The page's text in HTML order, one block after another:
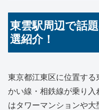
東雲駅周辺で話
選紹介！
東京都江東区に位置す
かい線・相鉄線が乗り入
はタワーマンションや